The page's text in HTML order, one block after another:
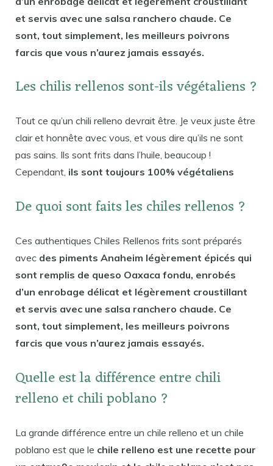
et servis avec une salsa ranchero chaude. Ce
sont, tout simplement, les meilleurs poivrons
farcis que vous n’aurez jamais essayés.
Les chilis rellenos sont-ils végétaliens ?
Tout ce qu’un chili relleno devrait être. Je veux juste être
clair et honnête avec vous, et vous dire qu’ils ne sont
pas sains. Ils sont frits dans l’huile, beaucoup !
Cependant, ils sont toujours 100% végétaliens
De quoi sont faits les chiles rellenos ?
Ces authentiques Chiles Rellenos frits sont préparés
avec des piments Anaheim légèrement épicés qui
sont remplis de queso Oaxaca fondu, enrobés
d’un enrobage délicat et légèrement croustillant
et servis avec une salsa ranchero chaude. Ce
sont, tout simplement, les meilleurs poivrons
farcis que vous n’aurez jamais essayés.
Quelle est la différence entre chili
relleno et chili poblano ?
La grande différence entre un chile relleno et un chile
poblano est que le chile relleno est une recette pour